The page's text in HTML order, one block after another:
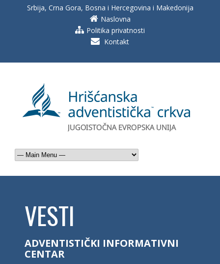
Srbija, Crna Gora, Bosna i Hercegovina i Makedonija
Naslovna
Politika privatnosti
Kontakt
VESTI
ADVENTISTIČKI INFORMATIVNI
CENTAR